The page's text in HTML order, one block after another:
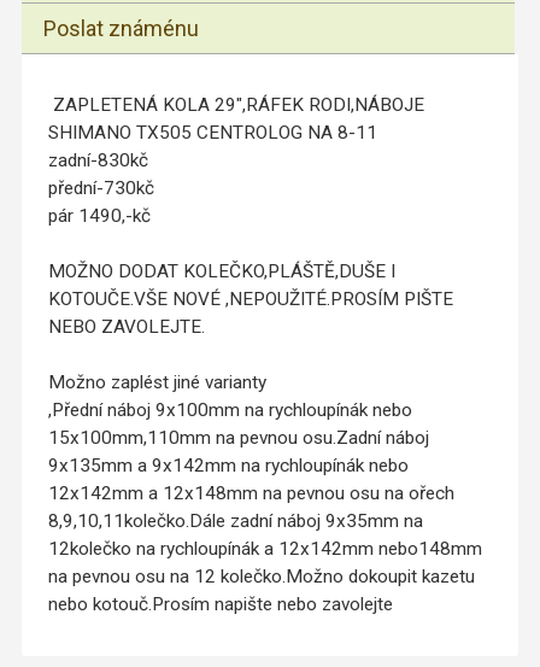
Poslat známénu
ZAPLETENÁ KOLA 29",RÁFEK RODI,NÁBOJE
SHIMANO TX505 CENTROLOG NA 8-11
zadní-830kč
přední-730kč
pár 1490,-kč
MOŽNO DODAT KOLEČKO,PLÁŠTĚ,DUŠE I
KOTOUČE.VŠE NOVÉ ,NEPOUŽITÉ.PROSÍM PIŠTE
NEBO ZAVOLEJTE.
Možno zaplést jiné varianty
,Přední náboj 9x100mm na rychloupínák nebo
15x100mm,110mm na pevnou osu.Zadní náboj
9x135mm a 9x142mm na rychloupínák nebo
12x142mm a 12x148mm na pevnou osu na ořech
8,9,10,11kolečko.Dále zadní náboj 9x35mm na
12kolečko na rychloupínák a 12x142mm nebo148mm
na pevnou osu na 12 kolečko.Možno dokoupit kazetu
nebo kotouč.Prosím napište nebo zavolejte